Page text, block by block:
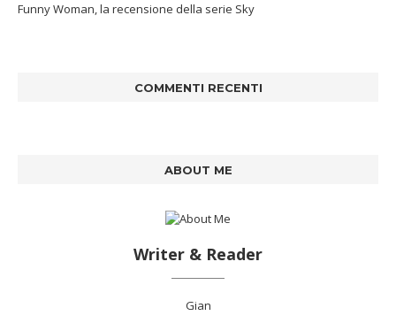
Funny Woman, la recensione della serie Sky
COMMENTI RECENTI
ABOUT ME
Writer & Reader
Gian